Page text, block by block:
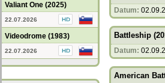
Valiant One (2025)
22.07.2026
Videodrome (1983)
22.07.2026
Datum:
Battleship
Datum:
American